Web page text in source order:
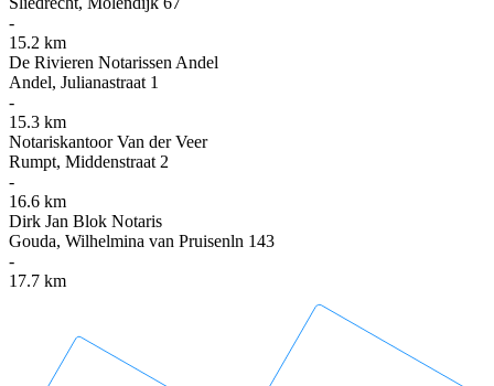
-
15.2 km
De Rivieren Notarissen Andel
Andel, Julianastraat 1
-
15.3 km
Notariskantoor Van der Veer
Rumpt, Middenstraat 2
-
16.6 km
Dirk Jan Blok Notaris
Gouda, Wilhelmina van Pruisenln 143
-
17.7 km